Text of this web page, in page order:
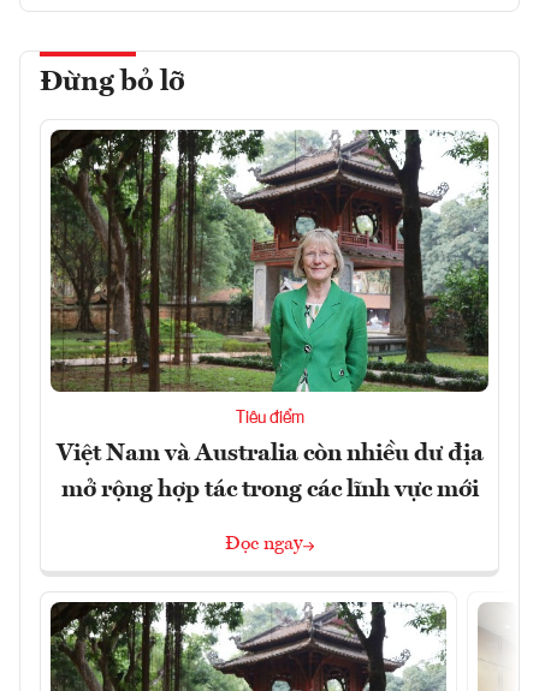
Đừng bỏ lỡ
Tiêu điểm
Việt Nam và Australia còn nhiều dư địa
mở rộng hợp tác trong các lĩnh vực mới
Đọc ngay